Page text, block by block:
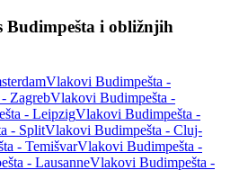
Budimpešta i obližnjih
Vlakovi Budimpešta -
ZagrebVlakovi Budimpešta -
- LeipzigVlakovi Budimpešta -
- SplitVlakovi Budimpešta - Cluj-
- TemišvarVlakovi Budimpešta -
- LausanneVlakovi Budimpešta -